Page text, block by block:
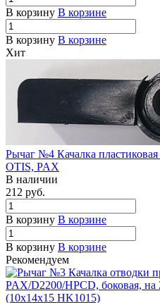
В корзину В корзине
В корзину В корзине
Хит
Рычаг №4 Качалка
OTIS, PAX
В наличии
212 руб.
В корзину В корзине
В корзину В корзине
Рекомендуем